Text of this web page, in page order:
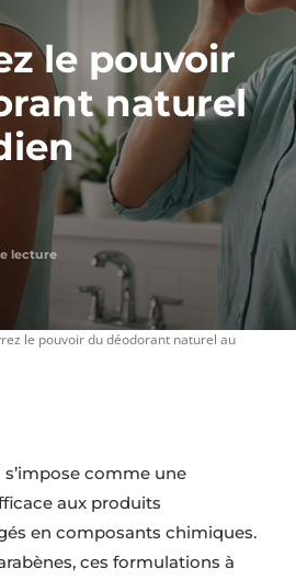
le pouvoir
naturel
lecture
le pouvoir du déodorant naturel au
comme une
aux produits
en composants chimiques.
ces formulations à